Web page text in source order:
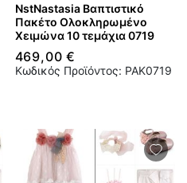
NstNastasia Βαπτιστικό
Πακέτο Ολοκληρωμένο
Χειμώνα 10 τεμάχια 0719
469,00 €
Κωδικός Προϊόντος: PAK0719